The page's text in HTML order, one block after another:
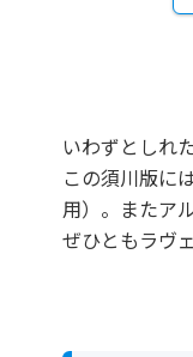
いわずとしれ
この須川版に
用）。またア
ぜひともラヴ